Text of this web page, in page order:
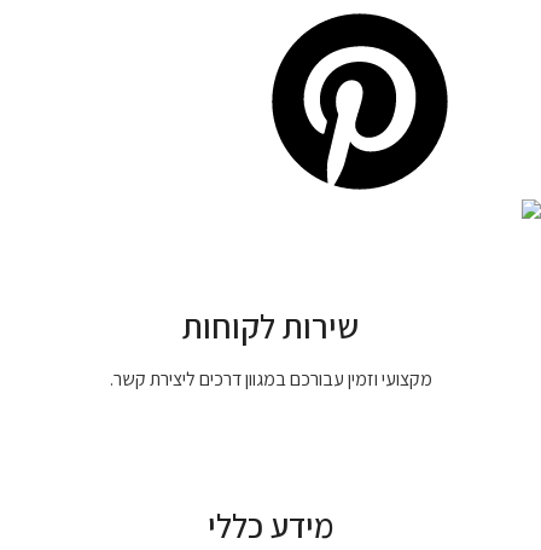
שירות לקוחות
מקצועי וזמין עבורכם במגוון דרכים ליצירת קשר.
מידע כללי